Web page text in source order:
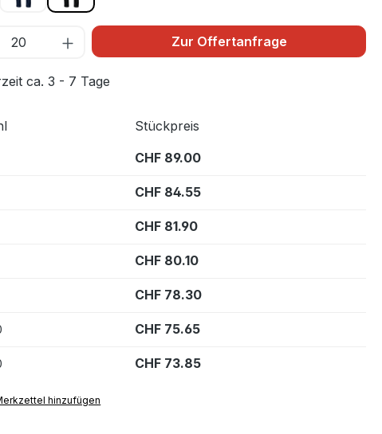
Zur Offertanfrage
ca. 3 - 7 Tage
Stückpreis
CHF 89.00
CHF 84.55
CHF 81.90
CHF 80.10
CHF 78.30
CHF 75.65
CHF 73.85
hinzufügen